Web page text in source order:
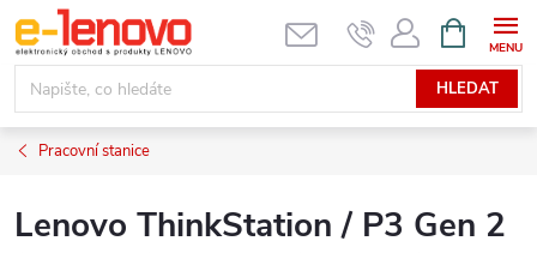
Přejít
na
obsah
HLEDAT
NÁKUPNÍ
KOŠÍK
Pracovní stanice
Lenovo ThinkStation / P3 Gen 2